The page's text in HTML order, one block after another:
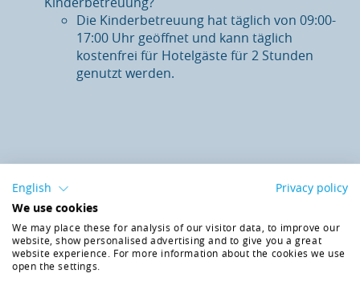
Die Kinderbetreuung hat täglich von 09:00-
17:00 Uhr geöffnet und kann täglich
kostenfrei für Hotelgäste für 2 Stunden
genutzt werden.
ÖFFNUNGSZEITEN &
EINTRITTSPREISE
Alles auf einen Blick
English Privacy policy
We use cookies
We may place these for analysis of our visitor data, to improve our
website, show personalised advertising and to give you a great
website experience. For more information about the cookies we use
open the settings.